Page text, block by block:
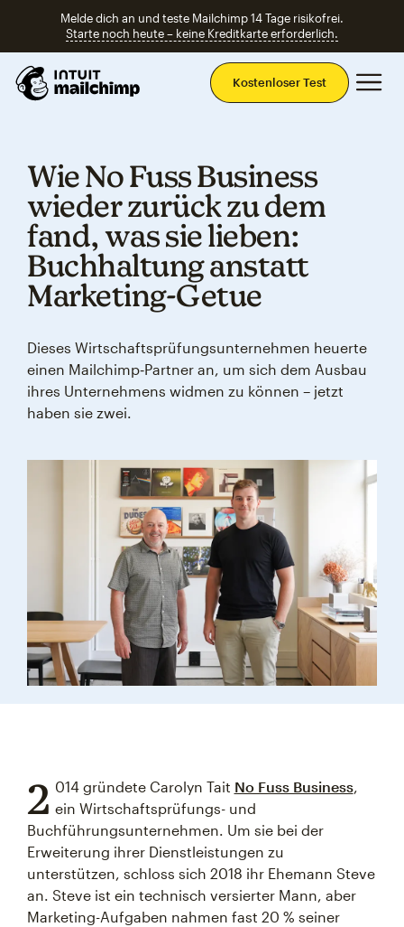
Melde dich an und teste Mailchimp 14 Tage risikofrei.
Starte noch heute – keine Kreditkarte erforderlich.
Kostenloser Test
Wie No Fuss Business
wieder zurück zu dem
fand, was sie lieben:
Buchhaltung anstatt
Marketing‑Getue
Dieses Wirtschaftsprüfungsunternehmen heuerte
einen Mailchimp‑Partner an, um sich dem Ausbau
ihres Unternehmens widmen zu können – jetzt
haben sie zwei.
2 014 gründete Carolyn Tait No Fuss Business,
ein Wirtschaftsprüfungs- und
Buchführungsunternehmen. Um sie bei der
Erweiterung ihrer Dienstleistungen zu
unterstützen, schloss sich 2018 ihr Ehemann Steve
an. Steve ist ein technisch versierter Mann, aber
Marketing-Aufgaben nahmen fast 20 % seiner